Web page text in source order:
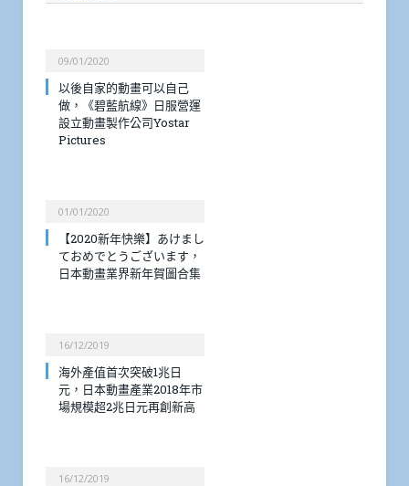
09/01/2020
以後自家的動畫可以自己
做，《碧藍航線》日服營運
設立動畫製作公司Yostar
Pictures
01/01/2020
【2020新年快樂】あけまし
ておめでとうございます，
日本動畫業界新年賀圖合集
16/12/2019
海外產值首次突破1兆日
元，日本動畫產業2018年市
場規模超2兆日元再創新高
16/12/2019